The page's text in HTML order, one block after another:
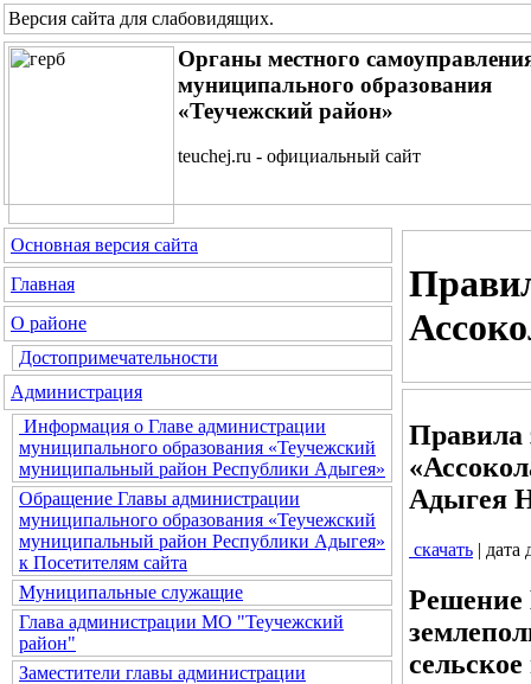
Версия сайта для слабовидящих.
Органы местного
муниципального образования
«Теучежский район»
teuchej.ru - официальный сайт
Основная версия сайта
Главная
О районе
Достопримечательности
Администрация
Информация о Главе администрации
муниципального образования «Теучежский
муниципальный район Республики Адыгея»
Обращение Главы администрации
муниципального образования «Теучежский
муниципальный район Республики Адыгея»
к Посетителям сайта
Муниципальные служащие
Глава администрации МО "Теучежский
район"
Заместители главы администрации
Правила
Адыгея
скачать | дата
Решение